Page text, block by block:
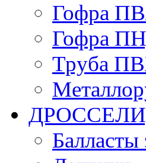
Гофра
Гофра
Труба
Балласты